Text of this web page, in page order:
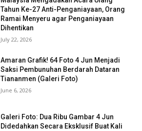
Tahun Ke-27 Anti-Penganiayaan, Orang
Ramai Menyeru agar Penganiayaan
Dihentikan
July 22, 2026
Amaran Grafik! 64 Foto 4 Jun Menjadi
Saksi Pembunuhan Berdarah Dataran
Tiananmen (Galeri Foto)
June 6, 2026
Galeri Foto: Dua Ribu Gambar 4 Jun
Didedahkan Secara Eksklusif Buat Kali